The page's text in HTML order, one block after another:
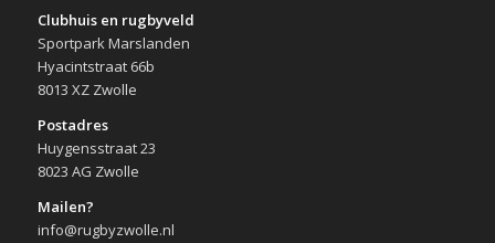
Clubhuis en rugbyveld
Sportpark Marslanden
Hyacintstraat 66b
8013 XZ Zwolle
Postadres
Huygensstraat 23
8023 AG Zwolle
Mailen?
info@rugbyzwolle.nl